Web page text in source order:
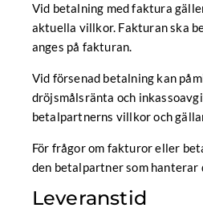
Vid betalning med faktura
aktuella villkor. Fakturan ska
anges på fakturan.
Vid försenad betalning kan
dröjsmålsränta och
betalpartnerns villkor och
För frågor om fakturor eller
den betalpartner som hanterar
Leveranstid